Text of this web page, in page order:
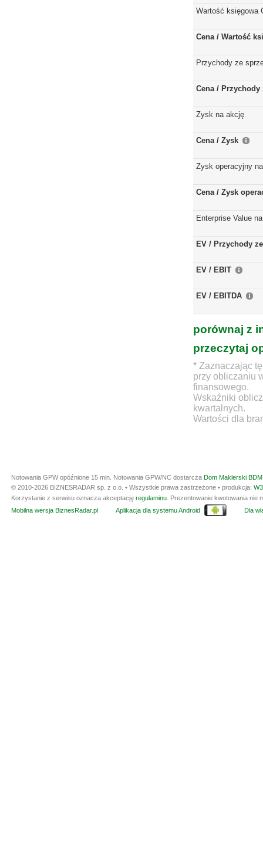
Wartość księgowa
Cena / Wartość
Przychody ze
Cena / Przychody
Zysk na akcję
Cena / Zysk
Zysk operacyjny
Cena / Zysk
Enterprise Value
EV / Przychody
EV / EBIT
EV / EBITDA
porównaj z
przeczytaj
* Zaznaczając
przy obliczaniu
finansowego.
Wskaźniki
kwartalnych.
Wartości dla
Notowania GPW opóźnione 15 min. Notowania GPW/NC dostarcza Dom Maklerski
© 2010-2026 BIZNESRADAR sp. z o.o. • Wszystkie prawa zastrzeżone • produkcja:
Korzystanie z serwisu oznacza akceptację regulaminu . Prezentowanie kwotowania
Mobilna wersja BiznesRadar.pl
Aplikacja dla systemu Android Dla